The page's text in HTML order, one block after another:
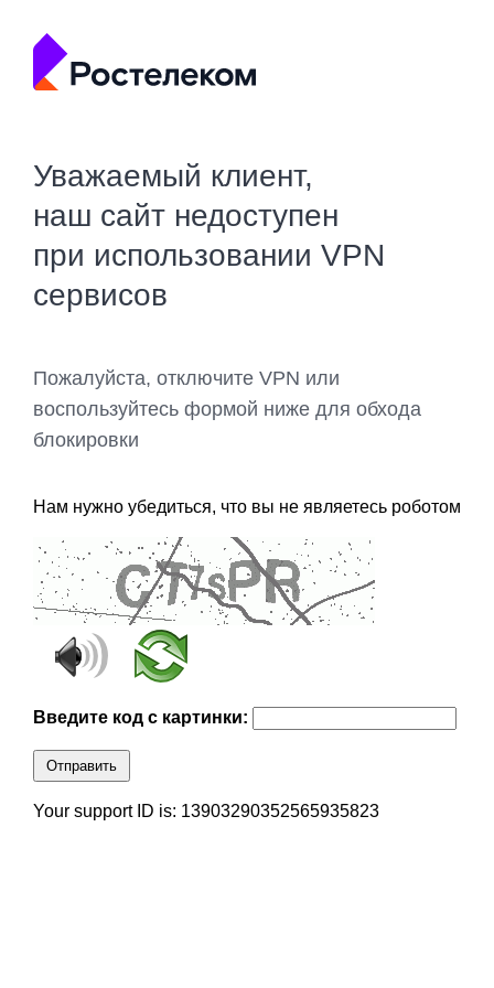
Уважаемый клиент,
наш сайт недоступен
при использовании VPN
сервисов
Пожалуйста, отключите VPN или
воспользуйтесь формой ниже для обхода
блокировки
Нам нужно убедиться, что вы не являетесь роботом
Введите код с картинки:
Отправить
Your support ID is: 13903290352565935823